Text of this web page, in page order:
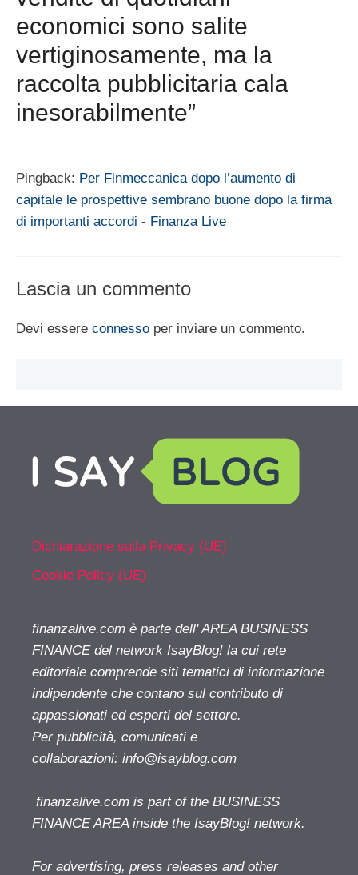
economici sono salite
vertiginosamente, ma la
raccolta pubblicitaria cala
inesorabilmente”
Pingback: Per Finmeccanica dopo l’aumento di
capitale le prospettive sembrano buone dopo la firma
di importanti accordi - Finanza Live
Lascia un commento
Devi essere connesso per inviare un commento.
Dichiarazione sulla Privacy (UE)
Cookie Policy (UE)
finanzalive.com è parte dell' AREA BUSINESS
FINANCE del network IsayBlog! la cui rete
editoriale comprende siti tematici di informazione
indipendente che contano sul contributo di
appassionati ed esperti del settore.
Per pubblicità, comunicati e
collaborazioni: info@isayblog.com
finanzalive.com is part of the BUSINESS
FINANCE AREA inside the IsayBlog! network.
For advertising, press releases and other